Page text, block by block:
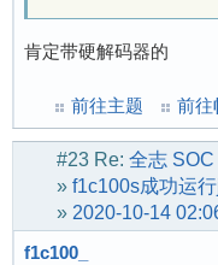
肯定带硬解码器的
前往主题 前往
#23 Re: 全志 SOC
» f1c100s成功运
» 2020-10-14
f1c100_